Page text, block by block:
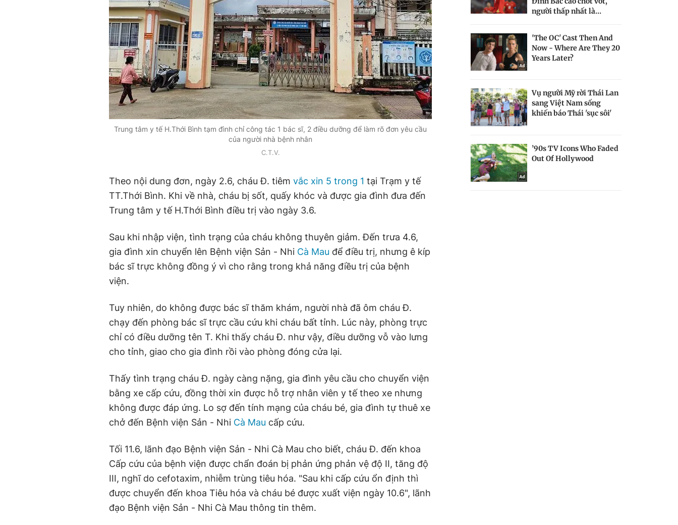
Trung tâm y tế H.Thới Bình tạm đình chỉ công tác 1 bác sĩ, 2 điều dưỡng để làm rõ đơn yêu cầu
của người nhà bệnh nhân
C.T.V.
Theo nội dung đơn, ngày 2.6, cháu Đ. tiêm vắc xin 5 trong 1 tại Trạm y tế
TT.Thới Bình. Khi về nhà, cháu bị sốt, quấy khóc và được gia đình đưa đến
Trung tâm y tế H.Thới Bình điều trị vào ngày 3.6.
Sau khi nhập viện, tình trạng của cháu không thuyên giảm. Đến trưa 4.6,
gia đình xin chuyển lên Bệnh viện Sản - Nhi Cà Mau để điều trị, nhưng ê kíp
bác sĩ trực không đồng ý vì cho rằng trong khả năng điều trị của bệnh
viện.
Tuy nhiên, do không được bác sĩ thăm khám, người nhà đã ôm cháu Đ.
chạy đến phòng bác sĩ trực cầu cứu khi cháu bất tỉnh. Lúc này, phòng trực
chỉ có điều dưỡng tên T. Khi thấy cháu Đ. như vậy, điều dưỡng vỗ vào lưng
cho tỉnh, giao cho gia đình rồi vào phòng đóng cửa lại.
Thấy tình trạng cháu Đ. ngày càng nặng, gia đình yêu cầu cho chuyển viện
bằng xe cấp cứu, đồng thời xin được hỗ trợ nhân viên y tế theo xe nhưng
không được đáp ứng. Lo sợ đến tính mạng của cháu bé, gia đình tự thuê xe
chở đến Bệnh viện Sản - Nhi Cà Mau cấp cứu.
Tối 11.6, lãnh đạo Bệnh viện Sản - Nhi Cà Mau cho biết, cháu Đ. đến khoa
Cấp cứu của bệnh viện được chẩn đoán bị phản ứng phản vệ độ II, tăng độ
III, nghĩ do cefotaxim, nhiễm trùng tiêu hóa. "Sau khi cấp cứu ổn định thì
được chuyển đến khoa Tiêu hóa và cháu bé được xuất viện ngày 10.6", lãnh
đạo Bệnh viện Sản - Nhi Cà Mau thông tin thêm.